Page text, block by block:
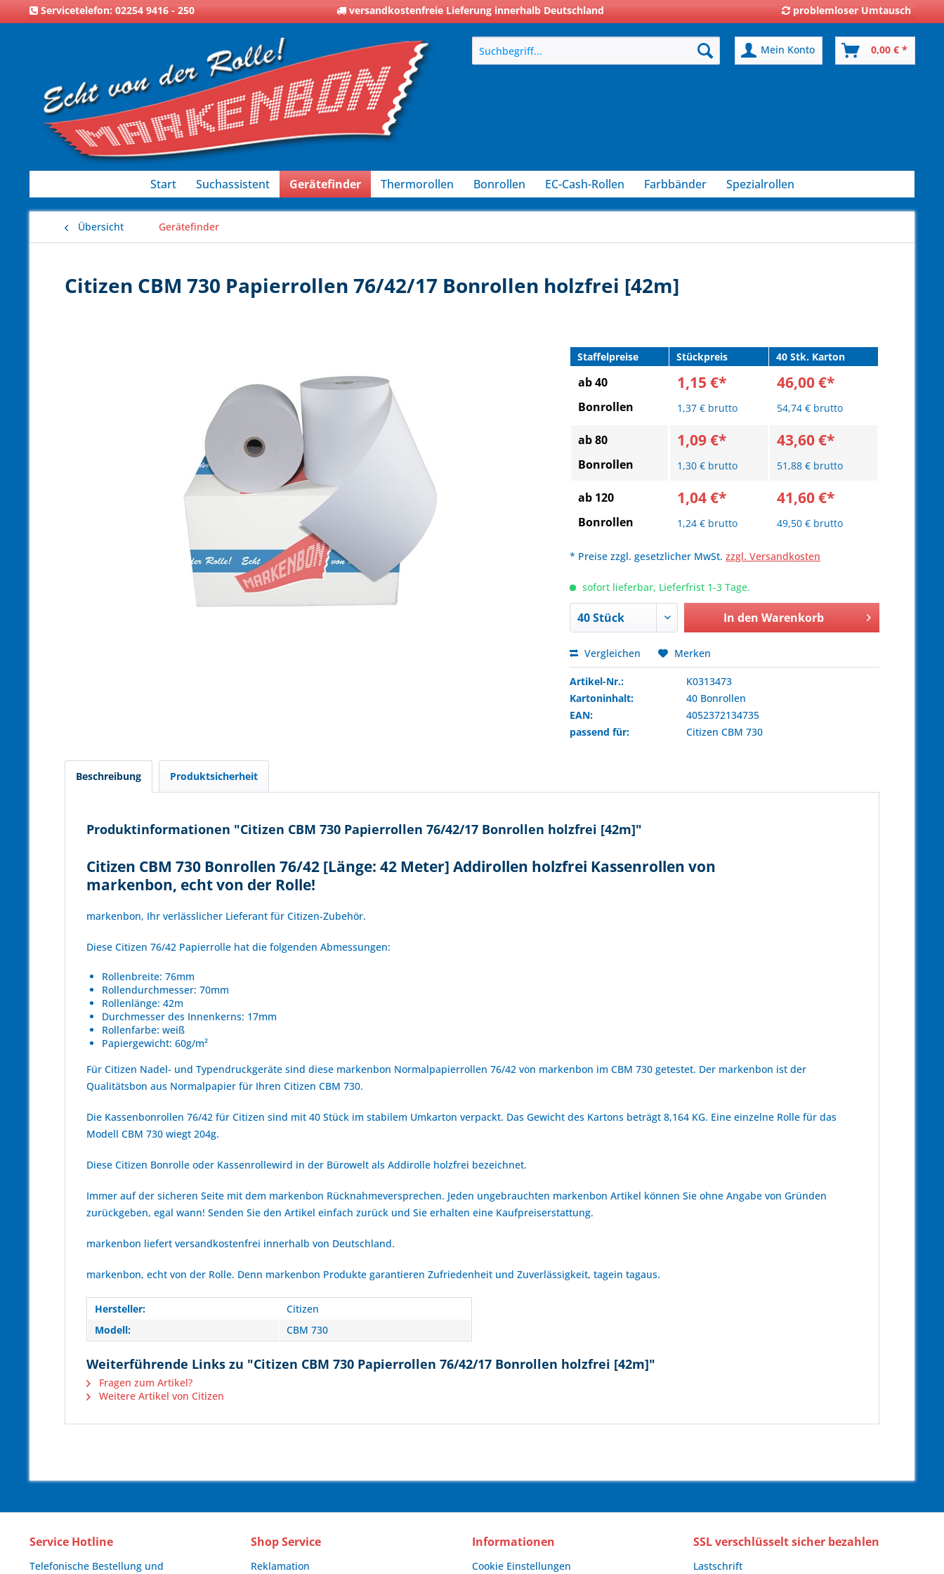
Servicetelefon: 02254 9416 - 250 versandkostenfreie Lieferung innerhalb Deutschland problemloser Umtausch
Mein Konto 0,00 € *
Start Suchassistent Gerätefinder Thermorollen Bonrollen EC-Cash-Rollen Farbbänder Spezialrollen
Übersicht Gerätefinder
Citizen CBM 730 Papierrollen 76/42/17 Bonrollen holzfrei [42m]
Staffelpreise Stückpreis 40 Stk. Karton
ab 40
Bonrollen
1,15 €*
1,37 € brutto
46,00 €*
54,74 € brutto
ab 80
Bonrollen
1,09 €*
1,30 € brutto
43,60 €*
51,88 € brutto
ab 120
Bonrollen
1,04 €*
1,24 € brutto
41,60 €*
49,50 € brutto
* Preise zzgl. gesetzlicher MwSt.zzgl. Versandkosten
sofort lieferbar, Lieferfrist 1-3 Tage.
In den Warenkorb
Vergleichen Merken
Artikel-Nr.:
K0313473
Kartoninhalt:
40 Bonrollen
EAN:
4052372134735
passend für:
Citizen CBM 730
Beschreibung Produktsicherheit
Produktinformationen "Citizen CBM 730 Papierrollen 76/42/17 Bonrollen holzfrei [42m]"
Citizen CBM 730 Bonrollen 76/42 [Länge: 42 Meter] Addirollen holzfrei Kassenrollen von
markenbon, echt von der Rolle!
markenbon, Ihr verlässlicher Lieferant für Citizen-Zubehör.
Diese Citizen 76/42 Papierrolle hat die folgenden Abmessungen:
Rollenbreite: 76mm
Rollendurchmesser: 70mm
Rollenlänge: 42m
Durchmesser des Innenkerns: 17mm
Rollenfarbe: weiß
Papiergewicht: 60g/m²
Für Citizen Nadel- und Typendruckgeräte sind diese markenbon Normalpapierrollen 76/42 von markenbon im CBM 730 getestet. Der markenbon ist der
Qualitätsbon aus Normalpapier für Ihren Citizen CBM 730.
Die Kassenbonrollen 76/42 für Citizen sind mit 40 Stück im stabilem Umkarton verpackt. Das Gewicht des Kartons beträgt 8,164 KG. Eine einzelne Rolle für das
Modell CBM 730 wiegt 204g.
Diese Citizen Bonrolle oder Kassenrollewird in der Bürowelt als Addirolle holzfrei bezeichnet.
Immer auf der sicheren Seite mit dem markenbon Rücknahmeversprechen. Jeden ungebrauchten markenbon Artikel können Sie ohne Angabe von Gründen
zurückgeben, egal wann! Senden Sie den Artikel einfach zurück und Sie erhalten eine Kaufpreiserstattung.
markenbon liefert versandkostenfrei innerhalb von Deutschland.
markenbon, echt von der Rolle. Denn markenbon Produkte garantieren Zufriedenheit und Zuverlässigkeit, tagein tagaus.
Hersteller:
Citizen
Modell:
CBM 730
Weiterführende Links zu "Citizen CBM 730 Papierrollen 76/42/17 Bonrollen holzfrei [42m]"
Fragen zum Artikel?
Weitere Artikel von Citizen
Service Hotline
Telefonische Bestellung und
Shop Service
Reklamation
Informationen
Cookie Einstellungen
SSL verschlüsselt sicher bezahlen
Lastschrift